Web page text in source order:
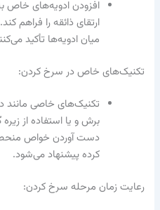
افزودن ادویه‌های خاص
ارتقای ذائقه را فراهم
میان ادویه‌ها تأکید
تکنیک‌های خاص در سرخ کردن:
تکنیک‌های خاصی مانند
برش و یا استفاده از
دست آوردن خواص
کرده پیشنهاد می‌شود.
رعایت زمان مرحله سرخ کردن: